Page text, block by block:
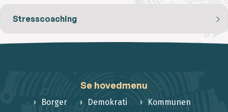
Stresscoaching
Se hovedmenu
Borger Demokrati Kommunen